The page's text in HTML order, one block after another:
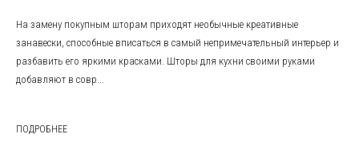
На замену покупным шторам приходят необычные креативные
занавески, способные вписаться в самый непримечательный интерьер и
разбавить его яркими красками. Шторы для кухни своими руками
добавляют в совр...
ПОДРОБНЕЕ